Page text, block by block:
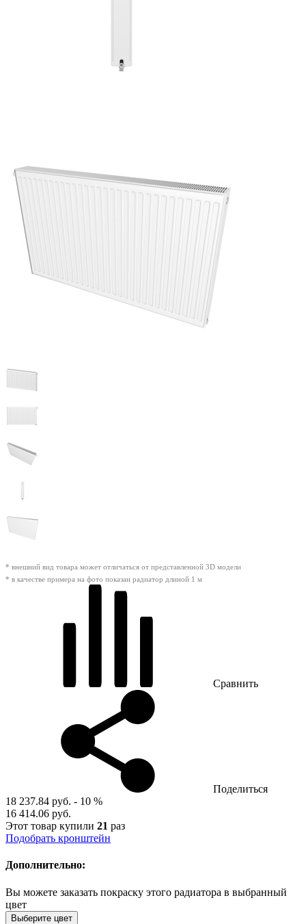
* внешний вид товара может отличаться от представленной 3D модели
* в качестве примера на фото показан радиатор длиной 1 м
Сравнить
Поделиться
18 237.84 руб. - 10 %
16 414.06 руб.
Этот товар купили 21 раз
Подобрать кронштейн
Дополнительно:
Вы можете заказать покраску этого радиатора в выбранный
цвет
Выберите цвет